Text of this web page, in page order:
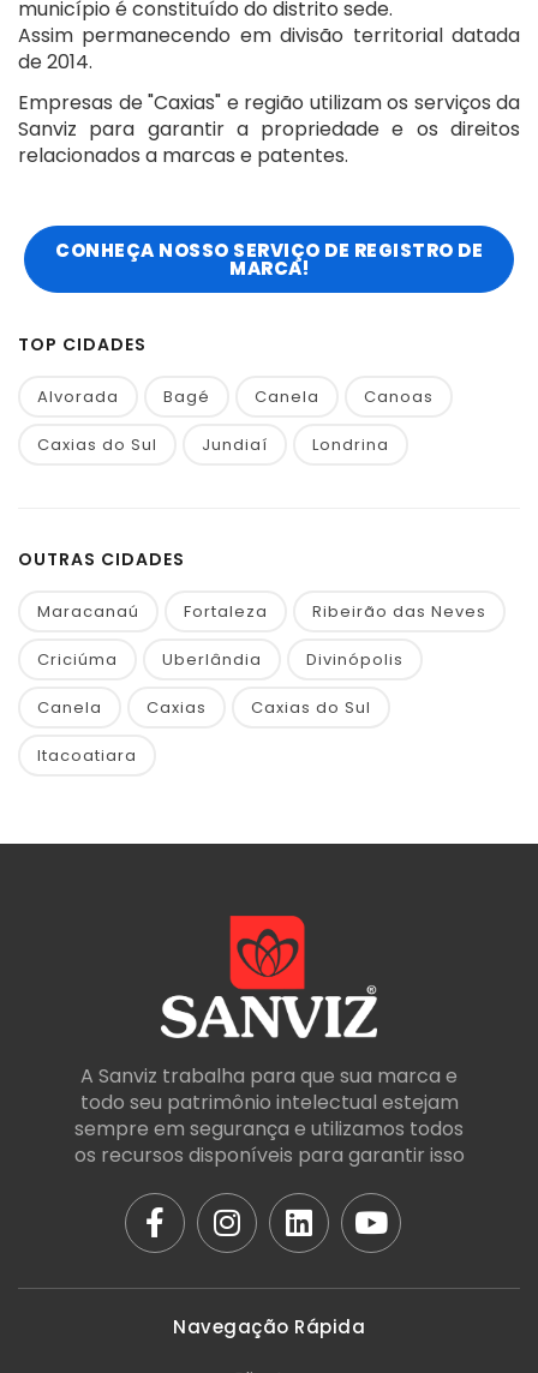
município é constituído do distrito sede.
Assim permanecendo em divisão territorial datada
de 2014.
Empresas de "Caxias" e região utilizam os serviços da
Sanviz para garantir a propriedade e os direitos
relacionados a marcas e patentes.
CONHEÇA NOSSO SERVIÇO DE REGISTRO DE
MARCA!
TOP CIDADES
Alvorada Bagé Canela Canoas
Caxias do Sul Jundiaí Londrina
OUTRAS CIDADES
Maracanaú Fortaleza Ribeirão das Neves
Criciúma Uberlândia Divinópolis
Canela Caxias Caxias do Sul
Itacoatiara
A Sanviz trabalha para que sua marca e
todo seu patrimônio intelectual estejam
sempre em segurança e utilizamos todos
os recursos disponíveis para garantir isso
Navegação Rápida